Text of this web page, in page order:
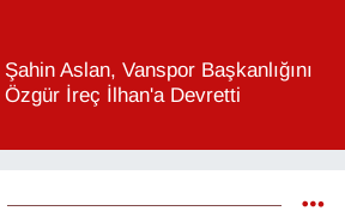
Şahin Aslan, Vanspor Başkanlığını
Özgür İreç İlhan'a Devretti